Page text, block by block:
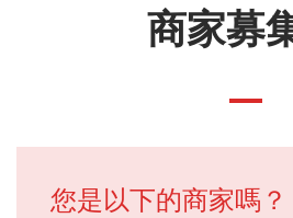
商家募
您是以下的商家嗎？